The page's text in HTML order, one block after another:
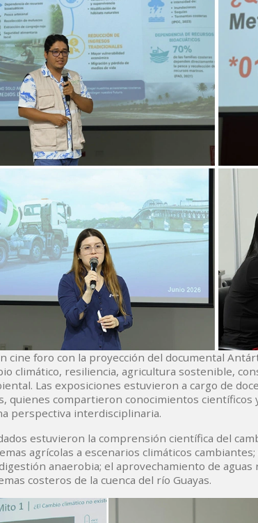
cine foro con la proyección del documental
climático, resiliencia, agricultura sostenible,
Las exposiciones estuvieron a cargo de
quienes compartieron conocimientos
perspectiva interdisciplinaria.
estuvieron la comprensión científica del
agrícolas a escenarios climáticos
anaerobia; el aprovechamiento de
costeros de la cuenca del río Guayas.